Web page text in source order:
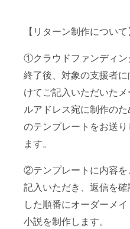
【リターン制作について
①クラウドファンディン
終了後、対象の支援者に
けてご記入いただいたメ
ルアドレス宛に制作のた
のテンプレートをお送り
ます。
②テンプレートに内容を
記入いただき、返信を確
した順番にオーダーメイ
小説を制作します。